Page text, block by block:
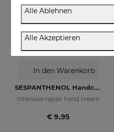
In den Warenkorb
SESPANTHENOL Handcreme
Intensive repair hand cream
€ 9,95
Alle Ablehnen
Alle Akzeptieren